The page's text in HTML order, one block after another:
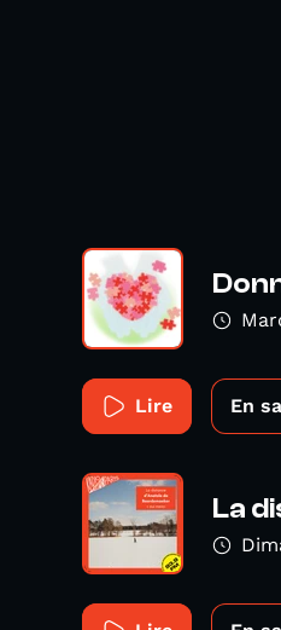
Lire En
La